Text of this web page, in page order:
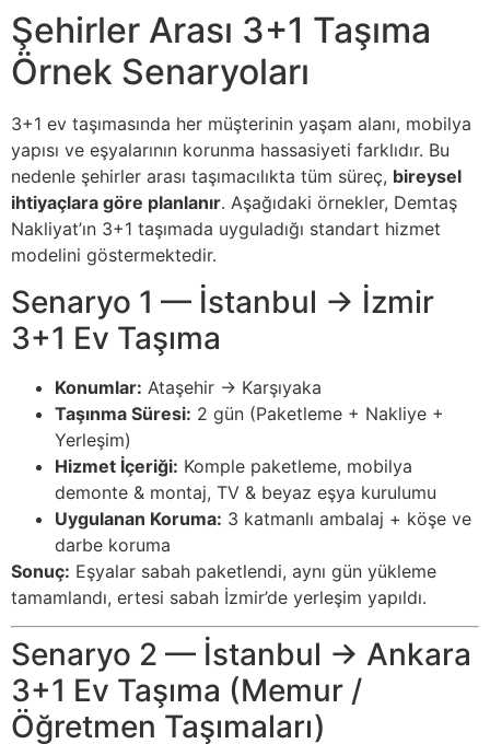
Şehirler Arası 3+1 Taşıma
Örnek Senaryoları
3+1 ev taşımasında her müşterinin yaşam alanı, mobilya
yapısı ve eşyalarının korunma hassasiyeti farklıdır. Bu
nedenle şehirler arası taşımacılıkta tüm süreç, bireysel
ihtiyaçlara göre planlanır. Aşağıdaki örnekler, Demtaş
Nakliyat’ın 3+1 taşımada uyguladığı standart hizmet
modelini göstermektedir.
Senaryo 1 — İstanbul → İzmir
3+1 Ev Taşıma
Konumlar: Ataşehir → Karşıyaka
Taşınma Süresi: 2 gün (Paketleme + Nakliye +
Yerleşim)
Hizmet İçeriği: Komple paketleme, mobilya
demonte & montaj, TV & beyaz eşya kurulumu
Uygulanan Koruma: 3 katmanlı ambalaj + köşe ve
darbe koruma
Sonuç: Eşyalar sabah paketlendi, aynı gün yükleme
tamamlandı, ertesi sabah İzmir’de yerleşim yapıldı.
Senaryo 2 — İstanbul → Ankara
3+1 Ev Taşıma (Memur /
Öğretmen Taşımaları)